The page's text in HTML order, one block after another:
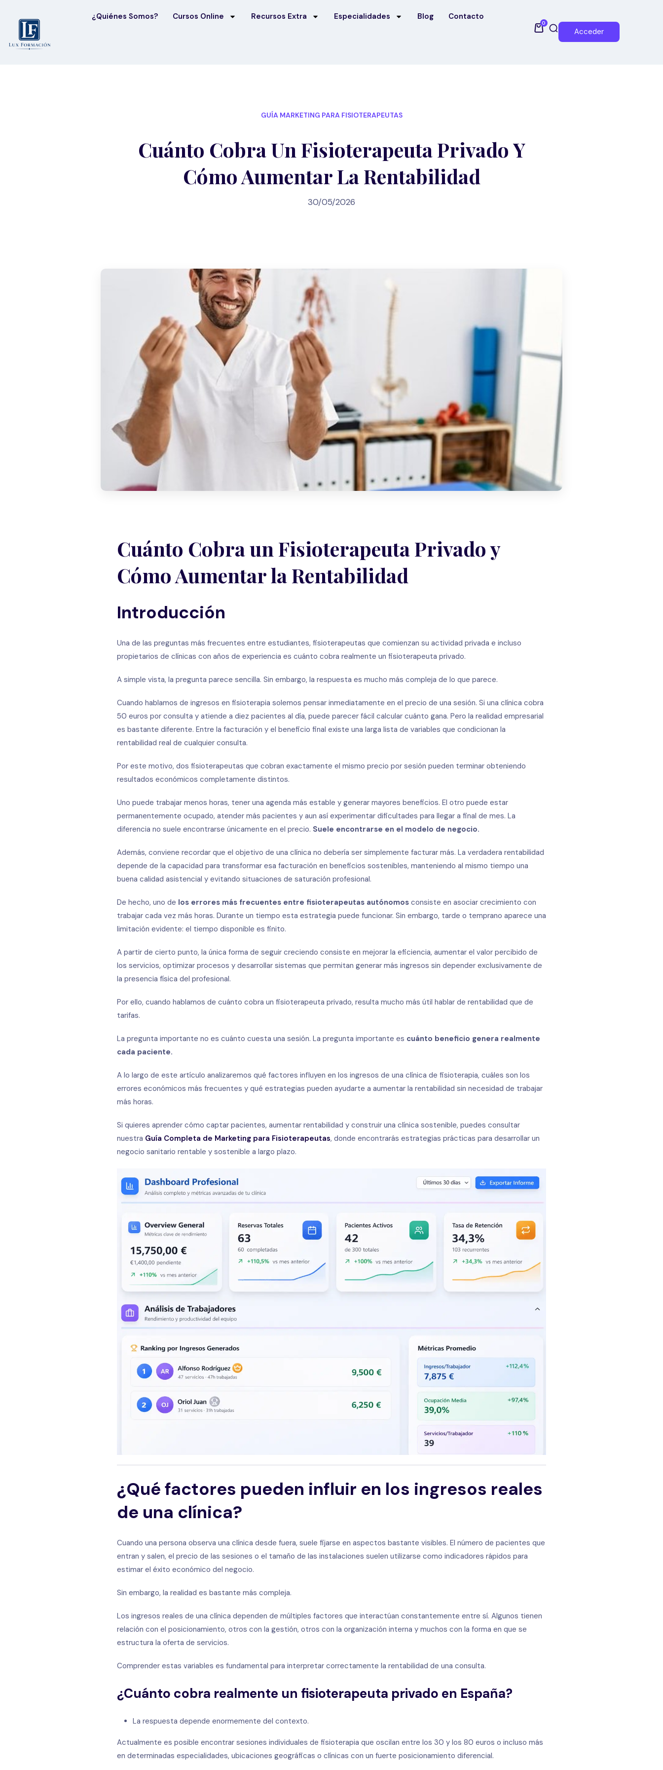
¿Quiénes Somos? Cursos Online Recursos Extra Especialidades Blog Contacto
0
Acceder
GUÍA MARKETING PARA FISIOTERAPEUTAS
Cuánto Cobra Un Fisioterapeuta Privado Y
Cómo Aumentar La Rentabilidad
30/05/2026
Cuánto Cobra un Fisioterapeuta Privado y
Cómo Aumentar la Rentabilidad
Introducción
Una de las preguntas más frecuentes entre estudiantes, fisioterapeutas que comienzan su actividad privada e incluso
propietarios de clínicas con años de experiencia es cuánto cobra realmente un fisioterapeuta privado.
A simple vista, la pregunta parece sencilla. Sin embargo, la respuesta es mucho más compleja de lo que parece.
Cuando hablamos de ingresos en fisioterapia solemos pensar inmediatamente en el precio de una sesión. Si una clínica cobra
50 euros por consulta y atiende a diez pacientes al día, puede parecer fácil calcular cuánto gana. Pero la realidad empresarial
es bastante diferente. Entre la facturación y el beneficio final existe una larga lista de variables que condicionan la
rentabilidad real de cualquier consulta.
Por este motivo, dos fisioterapeutas que cobran exactamente el mismo precio por sesión pueden terminar obteniendo
resultados económicos completamente distintos.
Uno puede trabajar menos horas, tener una agenda más estable y generar mayores beneficios. El otro puede estar
permanentemente ocupado, atender más pacientes y aun así experimentar dificultades para llegar a final de mes. La
diferencia no suele encontrarse únicamente en el precio. Suele encontrarse en el modelo de negocio.
Además, conviene recordar que el objetivo de una clínica no debería ser simplemente facturar más. La verdadera rentabilidad
depende de la capacidad para transformar esa facturación en beneficios sostenibles, manteniendo al mismo tiempo una
buena calidad asistencial y evitando situaciones de saturación profesional.
De hecho, uno de los errores más frecuentes entre fisioterapeutas autónomos consiste en asociar crecimiento con
trabajar cada vez más horas. Durante un tiempo esta estrategia puede funcionar. Sin embargo, tarde o temprano aparece una
limitación evidente: el tiempo disponible es finito.
A partir de cierto punto, la única forma de seguir creciendo consiste en mejorar la eficiencia, aumentar el valor percibido de
los servicios, optimizar procesos y desarrollar sistemas que permitan generar más ingresos sin depender exclusivamente de
la presencia física del profesional.
Por ello, cuando hablamos de cuánto cobra un fisioterapeuta privado, resulta mucho más útil hablar de rentabilidad que de
tarifas.
La pregunta importante no es cuánto cuesta una sesión. La pregunta importante es cuánto beneficio genera realmente
cada paciente.
A lo largo de este artículo analizaremos qué factores influyen en los ingresos de una clínica de fisioterapia, cuáles son los
errores económicos más frecuentes y qué estrategias pueden ayudarte a aumentar la rentabilidad sin necesidad de trabajar
más horas.
Si quieres aprender cómo captar pacientes, aumentar rentabilidad y construir una clínica sostenible, puedes consultar
nuestra Guía Completa de Marketing para Fisioterapeutas, donde encontrarás estrategias prácticas para desarrollar un
negocio sanitario rentable y sostenible a largo plazo.
¿Qué factores pueden influir en los ingresos reales
de una clínica?
Cuando una persona observa una clínica desde fuera, suele fijarse en aspectos bastante visibles. El número de pacientes que
entran y salen, el precio de las sesiones o el tamaño de las instalaciones suelen utilizarse como indicadores rápidos para
estimar el éxito económico del negocio.
Sin embargo, la realidad es bastante más compleja.
Los ingresos reales de una clínica dependen de múltiples factores que interactúan constantemente entre sí. Algunos tienen
relación con el posicionamiento, otros con la gestión, otros con la organización interna y muchos con la forma en que se
estructura la oferta de servicios.
Comprender estas variables es fundamental para interpretar correctamente la rentabilidad de una consulta.
¿Cuánto cobra realmente un fisioterapeuta privado en España?
La respuesta depende enormemente del contexto.
Actualmente es posible encontrar sesiones individuales de fisioterapia que oscilan entre los 30 y los 80 euros o incluso más
en determinadas especialidades, ubicaciones geográficas o clínicas con un fuerte posicionamiento diferencial.